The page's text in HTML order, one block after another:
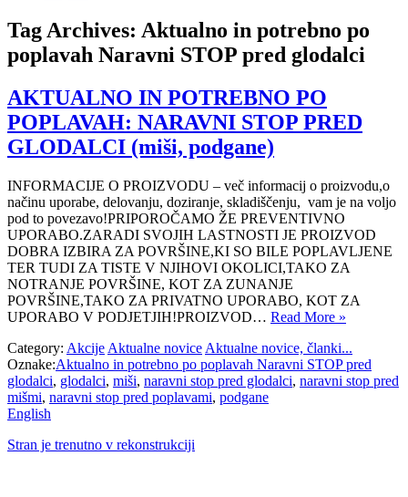
Tag Archives: Aktualno in potrebno po
poplavah Naravni STOP pred glodalci
AKTUALNO IN POTREBNO PO
POPLAVAH: NARAVNI STOP PRED
GLODALCI (miši, podgane)
INFORMACIJE O PROIZVODU – več informacij o proizvodu,o
načinu uporabe, delovanju, doziranje, skladiščenju, vam je na voljo
pod to povezavo!PRIPOROČAMO ŽE PREVENTIVNO
UPORABO.ZARADI SVOJIH LASTNOSTI JE PROIZVOD
DOBRA IZBIRA ZA POVRŠINE,KI SO BILE POPLAVLJENE
TER TUDI ZA TISTE V NJIHOVI OKOLICI,TAKO ZA
NOTRANJE POVRŠINE, KOT ZA ZUNANJE
POVRŠINE,TAKO ZA PRIVATNO UPORABO, KOT ZA
UPORABO V PODJETJIH!PROIZVOD… Read More »
Category: Akcije Aktualne novice Aktualne novice, članki...
Oznake:Aktualno in potrebno po poplavah Naravni STOP pred
glodalci, glodalci, miši, naravni stop pred glodalci, naravni stop pred
mišmi, naravni stop pred poplavami, podgane
English
Stran je trenutno v rekonstrukciji